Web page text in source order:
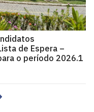
de Espera –
o período 2026.1